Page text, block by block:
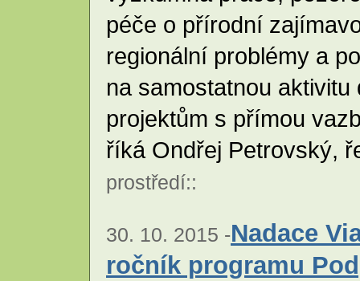
péče o přírodní
regionální problémy a
na samostatnou
projektům s přímou
říká Ondřej Petrovský,
prostředí::
30. 10. 2015 -Nadace
ročník programu